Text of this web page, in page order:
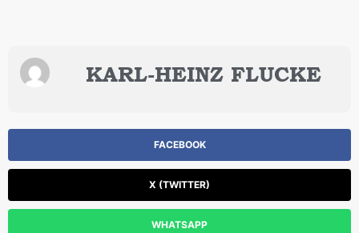
KARL-HEINZ FLUCKE
FACEBOOK
X (TWITTER)
WHATSAPP